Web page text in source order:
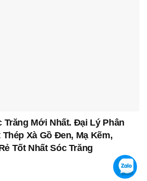
Trăng Mới Nhất. Đại Lý Phân
Xà Gồ Đen, Mạ Kẽm,
Tốt Nhất Sóc Trăng